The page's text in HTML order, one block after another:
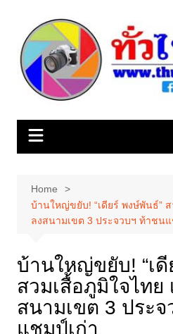
content
Home
บ้านใหญ่ขยับ! “เดียร์ พงษ์พันธ์” ส
ลงสนามเขต 3 ประจวบฯ ท้าชนแ
บ้านใหญ่ขยับ! “เดี
สวมเสื้อภูมิใจไทย
สนามเขต 3 ประ
แชมป์เก่า